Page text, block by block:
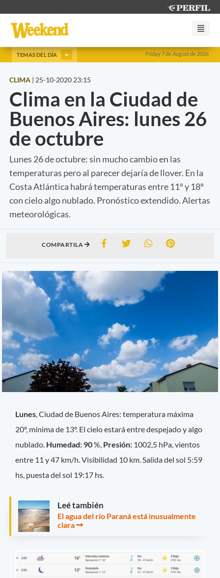
Friday 7 de August de 2026
TEMAS DEL DÍA
CLIMA | 25-10-2020 23:15
Clima en la Ciudad de
Buenos Aires: lunes 26
de octubre
Lunes 26 de octubre: sin mucho cambio en las
temperaturas pero al parecer dejaría de llover. En la
Costa Atlántica habrá temperaturas entre 11º y 18º
con cielo algo nublado. Pronóstico extendido. Alertas
meteorológicas.
COMPARTILA
Lunes , Ciudad de Buenos Aires: temperatura máxima
20º, mínima de 13º. El cielo estará entre despejado y algo
nublado. Humedad: 90%, Presión: 1002,5 hPa, vientos
entre 11 y 47 km/h. Visibilidad 10 km. Salida del sol 5:59
hs, puesta del sol 19:17 hs.
Leé también
El agua del río Paraná está inusualmente
clara